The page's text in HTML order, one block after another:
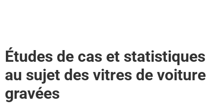
Études de cas et statistiques
au sujet des vitres de voiture
gravées